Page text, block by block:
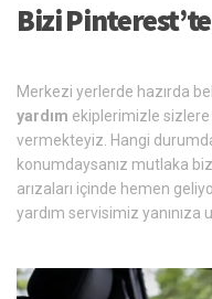
Bizi
Merkezi yerlerde hazırda
yardım ekiplerimizle sizlere
vermekteyiz. Hangi
konumdaysanız mutlaka
arızaları içinde hemen
yardım servisimiz yanınıza